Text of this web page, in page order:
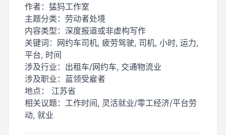
作者： 猛犸工作室
主题分类： 劳动者处境
内容类型： 深度报道或非虚构写作
关键词： 网约车司机, 疲劳驾驶, 司机, 小时, 运力,
平台, 时间
涉及行业： 出租车/网约车, 交通物流业
涉及职业： 蓝领受雇者
地点： 江苏省
相关议题： 工作时间, 灵活就业/零工经济/平台劳
动, 就业